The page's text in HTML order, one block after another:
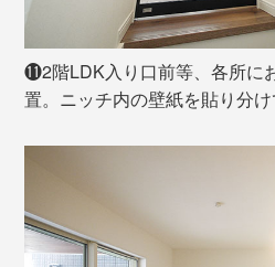
⓫2階LDK入り口前等、各所に
置。ニッチ内の壁紙を貼り分け